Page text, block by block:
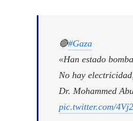
🔴#Gaza
«Han estado
No hay
Dr. Mohammed
pic.twitter.com/